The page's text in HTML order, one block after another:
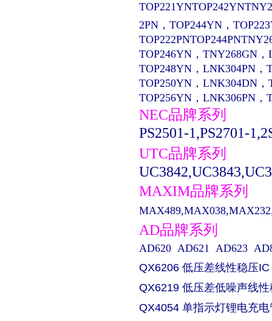
2PN，TOP244YN，
TOP246YN，TNY268GN
TOP248YN，LNK304PN，
TOP250YN，LNK304DN，
TOP256YN，LNK306PN
NEC品牌系列
PS2501-1,PS2701-
UTC品牌系列
MAXIM品牌系列
AD品牌系列
AD620 AD621 AD623
QX6206 低压差线性稳压IC
QX6219 低压差低噪声线
QX4054 单指示灯锂电充